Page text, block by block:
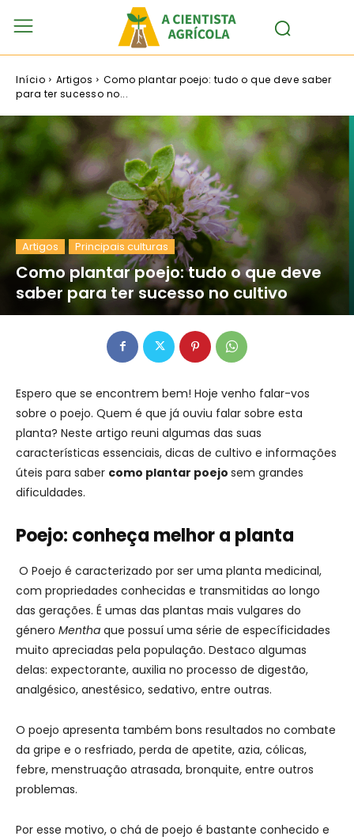
Início Artigos
Como plantar poejo: tudo o que deve saber
para ter sucesso no...
Artigos Principais culturas
Como plantar poejo: tudo o que deve
saber para ter sucesso no cultivo
Espero que se encontrem bem! Hoje venho falar-vos
sobre o poejo. Quem é que já ouviu falar sobre esta
planta? Neste artigo reuni algumas das suas
características essenciais, dicas de cultivo e informações
úteis para saber como plantar poejo sem grandes
dificuldades.
Poejo: conheça melhor a planta
O Poejo é caracterizado por ser uma planta medicinal,
com propriedades conhecidas e transmitidas ao longo
das gerações. É umas das plantas mais vulgares do
género Mentha que possuí uma série de específicidades
muito apreciadas pela população. Destaco algumas
delas: expectorante, auxilia no processo de digestão,
analgésico, anestésico, sedativo, entre outras.
O poejo apresenta também bons resultados no combate
da gripe e o resfriado, perda de apetite, azia, cólicas,
febre, menstruação atrasada, bronquite, entre outros
problemas.
Por esse motivo, o chá de poejo é bastante conhecido e